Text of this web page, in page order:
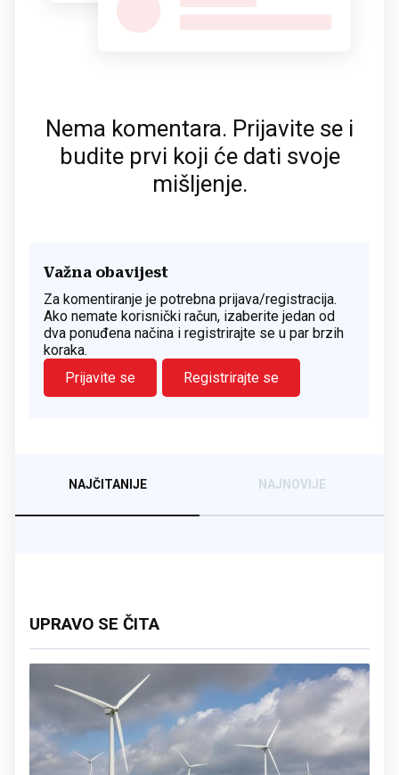
Nema komentara. Prijavite se i
budite prvi koji će dati svoje
mišljenje.
Važna obavijest
Za komentiranje je potrebna prijava/registracija.
Ako nemate korisnički račun, izaberite jedan od
dva ponuđena načina i registrirajte se u par brzih
koraka.
Prijavite se
Registrirajte se
NAJČITANIJE NAJNOVIJE
UPRAVO SE ČITA